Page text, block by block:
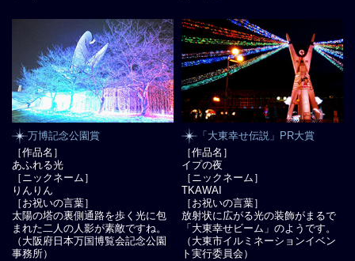
万博記念公園賞
［作品名］
あふれる光
［ニックネーム］
りんりん
［お祝いの言葉］
太陽の塔の裏側通路を歩く光に包
まれた二人の人影が素敵ですね。
（大阪府日本万国博覧会記念公園
事務所）
「大東幸せ伝説」PR大賞
［作品名］
イプの夜
［ニックネーム］
TKAWAI
［お祝いの言葉］
放射状に広がる光の装飾がまるで
「大東幸せビーム」のようです。
（大東市イルミネーションイベン
ト実行委員会）